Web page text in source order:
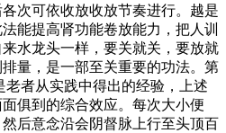
次可依收放收放节奏进行。越是
能提高肾功能卷放能力，把人训
水龙头一样，要关就关，要放就
量，是一部至关重要的功法。第
老者从实践中得出的经验，上述
俱到的综合效应。每次大小便
后意念沿会阴督脉上行至头顶百